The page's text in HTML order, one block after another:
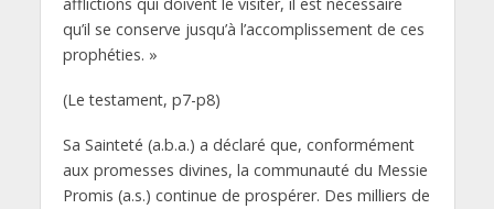
afflictions qui doivent le visiter, il est nécessaire
qu’il se conserve jusqu’à l’accomplissement de ces
prophéties. »
(Le testament, p7-p8)
Sa Sainteté (a.b.a.) a déclaré que, conformément
aux promesses divines, la communauté du Messie
Promis (a.s.) continue de prospérer. Des milliers de